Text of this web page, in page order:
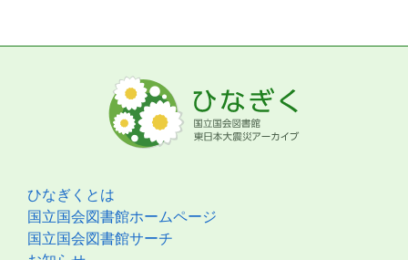
ひなぎくとは
国立国会図書館ホームページ
国立国会図書館サーチ